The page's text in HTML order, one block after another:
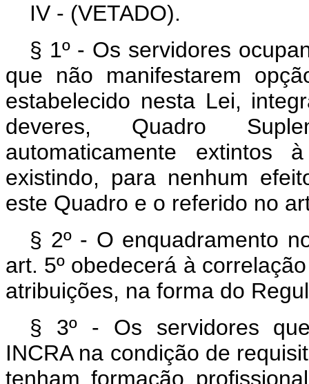
IV - (VETADO).
§ 1º - Os servidores
que não manifestarem
estabelecido nesta Lei,
deveres, Quadro
automaticamente
existindo, para nenhum
este Quadro e o referido no
§ 2º - O enquadramento
art. 5º obedecerá à
atribuições, na forma do
§ 3º - Os servidores
INCRA na condição de
tenham formação